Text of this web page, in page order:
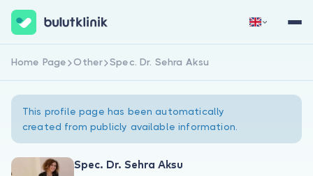
Sign Up Now
Home Page Other Spec. Dr. Sehra Aksu
This profile page has been automatically
created from publicly available information.
Spec. Dr. Sehra Aksu